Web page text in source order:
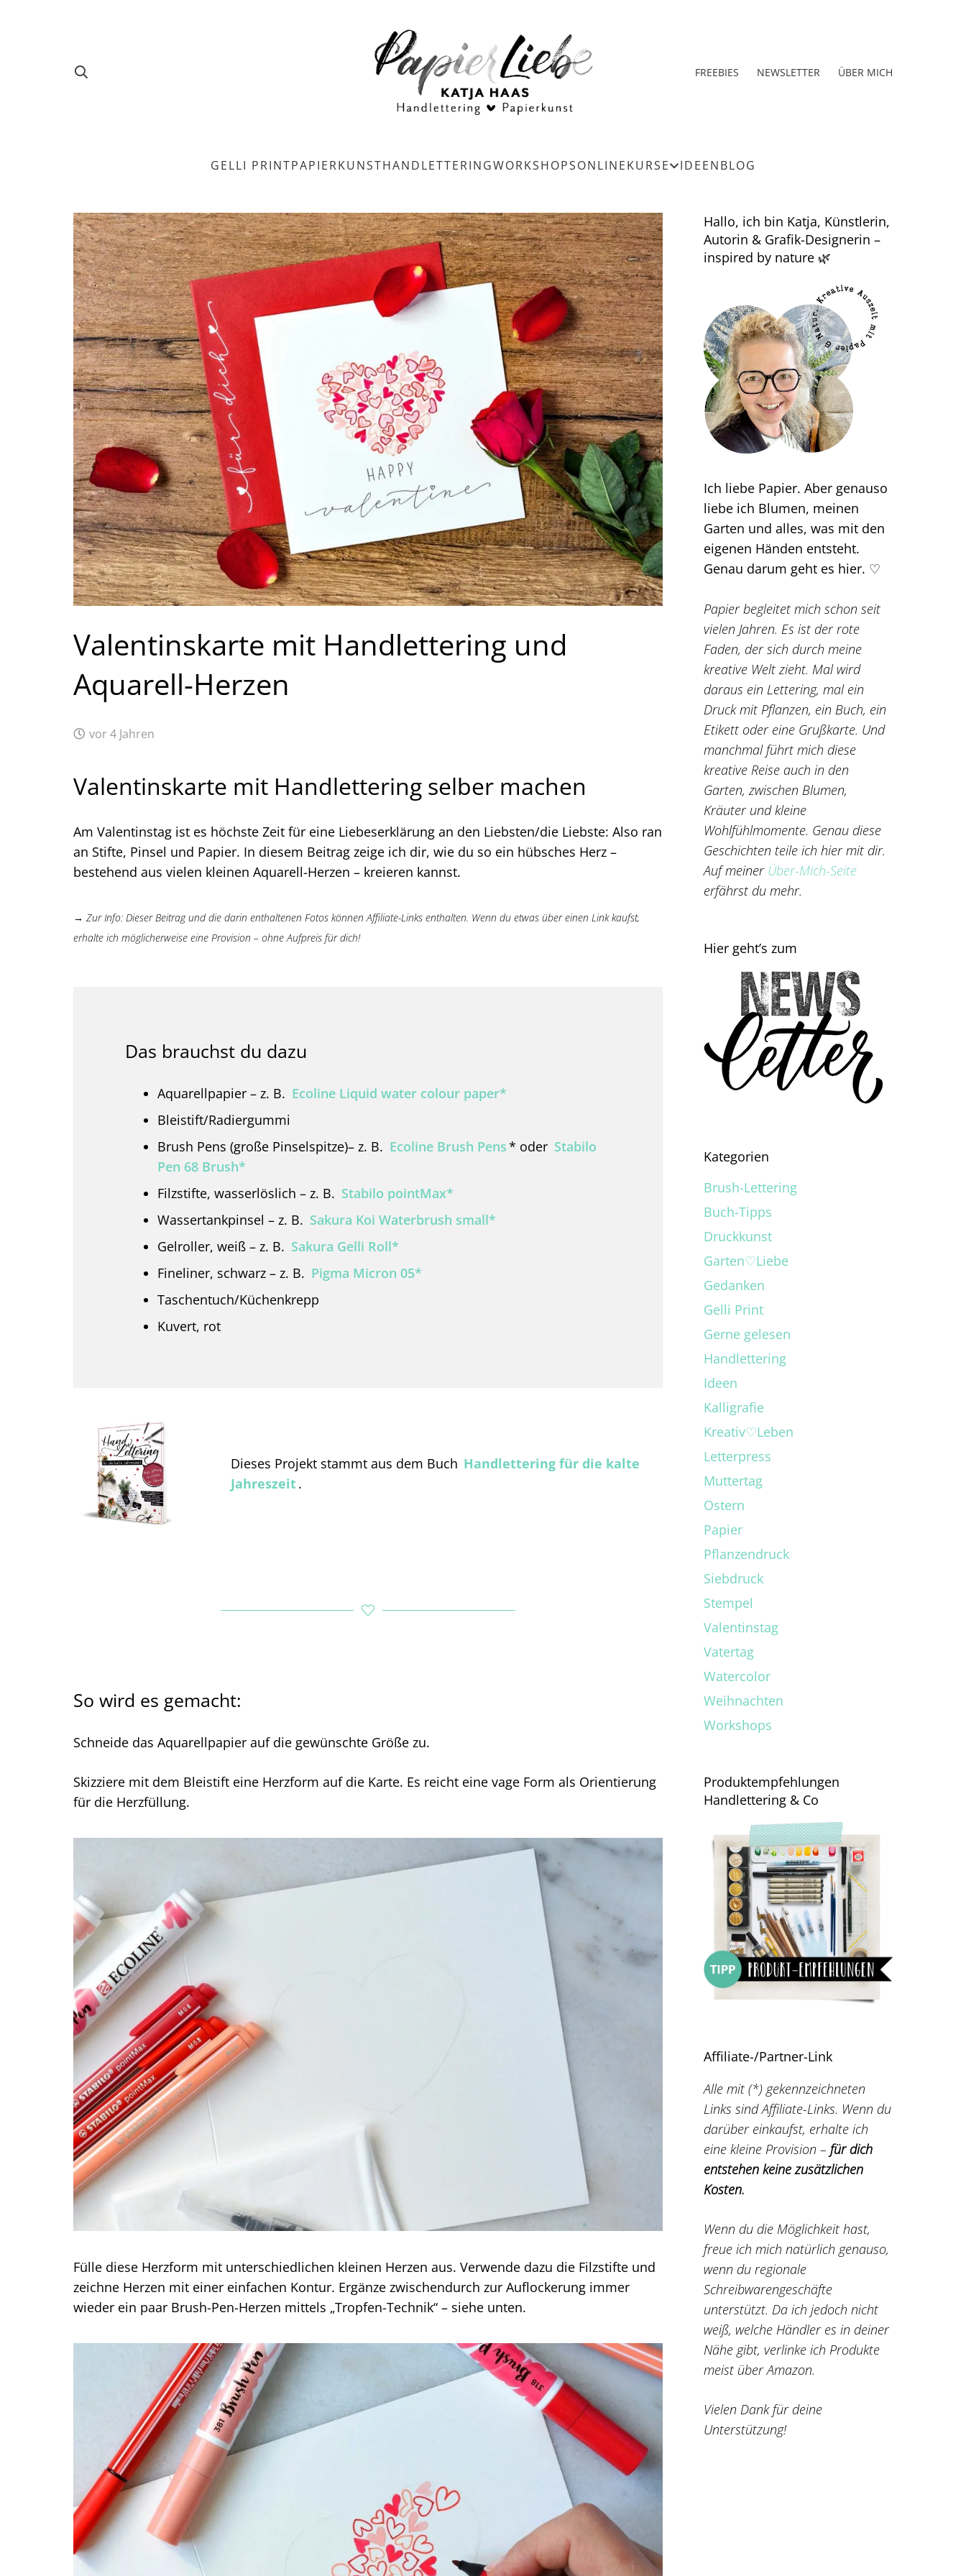
FREEBIES NEWSLETTER ÜBER MICH
GELLI PRINTPAPIERKUNSTHANDLETTERINGWORKSHOPSONLINEKURSE IDEENBLOG
Valentinskarte mit Handlettering und
Aquarell-Herzen
vor 4 Jahren
Valentinskarte mit Handlettering selber machen
Am Valentinstag ist es höchste Zeit für eine Liebeserklärung an den Liebsten/die Liebste: Also ran
an Stifte, Pinsel und Papier. In diesem Beitrag zeige ich dir, wie du so ein hübsches Herz –
bestehend aus vielen kleinen Aquarell-Herzen – kreieren kannst.
→ Zur Info: Dieser Beitrag und die darin enthaltenen Fotos können Affiliate-Links enthalten. Wenn du etwas über einen Link kaufst,
erhalte ich möglicherweise eine Provision – ohne Aufpreis für dich!
Das brauchst du dazu
Aquarellpapier – z. B. Ecoline Liquid water colour paper*
Bleistift/Radiergummi
Brush Pens (große Pinselspitze)– z. B. Ecoline Brush Pens* oder Stabilo
Pen 68 Brush*
Filzstifte, wasserlöslich – z. B. Stabilo pointMax*
Wassertankpinsel – z. B. Sakura Koi Waterbrush small*
Gelroller, weiß – z. B. Sakura Gelli Roll*
Fineliner, schwarz – z. B. Pigma Micron 05*
Taschentuch/Küchenkrepp
Kuvert, rot
Dieses Projekt stammt aus dem Buch Handlettering für die kalte
Jahreszeit.
So wird es gemacht:
Schneide das Aquarellpapier auf die gewünschte Größe zu.
Skizziere mit dem Bleistift eine Herzform auf die Karte. Es reicht eine vage Form als Orientierung
für die Herzfüllung.
Fülle diese Herzform mit unterschiedlichen kleinen Herzen aus. Verwende dazu die Filzstifte und
zeichne Herzen mit einer einfachen Kontur. Ergänze zwischendurch zur Auflockerung immer
wieder ein paar Brush-Pen-Herzen mittels „Tropfen-Technik“ – siehe unten.
Hallo, ich bin Katja, Künstlerin,
Autorin & Grafik-Designerin –
inspired by nature 🌿
Ich liebe Papier. Aber genauso
liebe ich Blumen, meinen
Garten und alles, was mit den
eigenen Händen entsteht.
Genau darum geht es hier. ♡
Papier begleitet mich schon seit
vielen Jahren. Es ist der rote
Faden, der sich durch meine
kreative Welt zieht. Mal wird
daraus ein Lettering, mal ein
Druck mit Pflanzen, ein Buch, ein
Etikett oder eine Grußkarte. Und
manchmal führt mich diese
kreative Reise auch in den
Garten, zwischen Blumen,
Kräuter und kleine
Wohlfühlmomente. Genau diese
Geschichten teile ich hier mit dir.
Auf meiner Über-Mich-Seite
erfährst du mehr.
Hier geht’s zum
Kategorien
Brush-Lettering
Buch-Tipps
Druckkunst
Garten♡Liebe
Gedanken
Gelli Print
Gerne gelesen
Handlettering
Ideen
Kalligrafie
Kreativ♡Leben
Letterpress
Muttertag
Ostern
Papier
Pflanzendruck
Siebdruck
Stempel
Valentinstag
Vatertag
Watercolor
Weihnachten
Workshops
Produktempfehlungen
Handlettering & Co
Affiliate-/Partner-Link
Alle mit (*) gekennzeichneten
Links sind Affiliate-Links. Wenn du
darüber einkaufst, erhalte ich
eine kleine Provision –für dich
entstehen keine zusätzlichen
Kosten.
Wenn du die Möglichkeit hast,
freue ich mich natürlich genauso,
wenn du regionale
Schreibwarengeschäfte
unterstützt. Da ich jedoch nicht
weiß, welche Händler es in deiner
Nähe gibt, verlinke ich Produkte
meist über Amazon.
Vielen Dank für deine
Unterstützung!